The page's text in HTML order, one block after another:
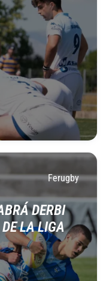
Ferugby
DERBI
LA LIGA